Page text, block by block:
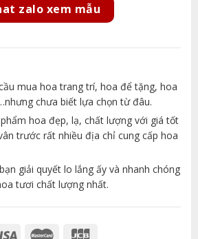
zalo xem mẫu
mua hoa trang trí, hoa để tặng, hoa
chưa biết lựa chọn từ đâu.
hoa đẹp, lạ, chất lượng với giá tốt
trước rất nhiều địa chỉ cung cấp hoa
giải quyết lo lắng ấy và nhanh chóng
tươi chất lượng nhất.